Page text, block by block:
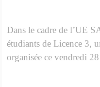
Dans le cadre de l’UE
étudiants de Licence 3,
organisée ce vendredi